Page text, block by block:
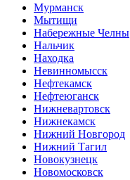
Мурманск
Мытищи
Набережные Челны
Нальчик
Находка
Невинномысск
Нефтекамск
Нефтеюганск
Нижневартовск
Нижнекамск
Нижний Новгород
Нижний Тагил
Новокузнецк
Новомосковск